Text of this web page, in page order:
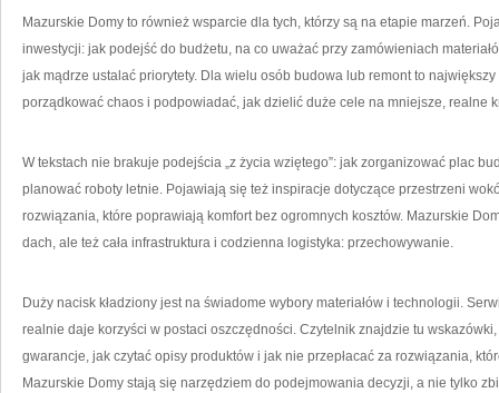
Mazurskie Domy to również wsparcie dla tych, którzy są na etapie marzeń.
inwestycji: jak podejść do budżetu, na co uważać przy zamówieniach
jak mądrze ustalać priorytety. Dla wielu osób budowa lub remont to
porządkować chaos i podpowiadać, jak dzielić duże cele na mniejsze, realne
W tekstach nie brakuje podejścia „z życia wziętego”: jak zorganizować plac
planować roboty letnie. Pojawiają się też inspiracje dotyczące przestrzeni
rozwiązania, które poprawiają komfort bez ogromnych kosztów. Mazurskie
dach, ale też cała infrastruktura i codzienna logistyka: przechowywanie.
Duży nacisk kładziony jest na świadome wybory materiałów i technologii.
realnie daje korzyści w postaci oszczędności. Czytelnik znajdzie tu
gwarancje, jak czytać opisy produktów i jak nie przepłacać za rozwiązania,
Mazurskie Domy stają się narzędziem do podejmowania decyzji, a nie tylko